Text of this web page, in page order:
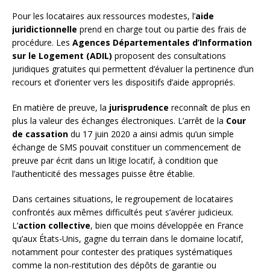
Pour les locataires aux ressources modestes, l’aide
juridictionnelle prend en charge tout ou partie des frais de
procédure. Les Agences Départementales d’Information
sur le Logement (ADIL) proposent des consultations
juridiques gratuites qui permettent d’évaluer la pertinence d’un
recours et d’orienter vers les dispositifs d’aide appropriés.
En matière de preuve, la jurisprudence reconnaît de plus en
plus la valeur des échanges électroniques. L’arrêt de la Cour
de cassation du 17 juin 2020 a ainsi admis qu’un simple
échange de SMS pouvait constituer un commencement de
preuve par écrit dans un litige locatif, à condition que
l’authenticité des messages puisse être établie.
Dans certaines situations, le regroupement de locataires
confrontés aux mêmes difficultés peut s’avérer judicieux.
L’action collective, bien que moins développée en France
qu’aux États-Unis, gagne du terrain dans le domaine locatif,
notamment pour contester des pratiques systématiques
comme la non-restitution des dépôts de garantie ou